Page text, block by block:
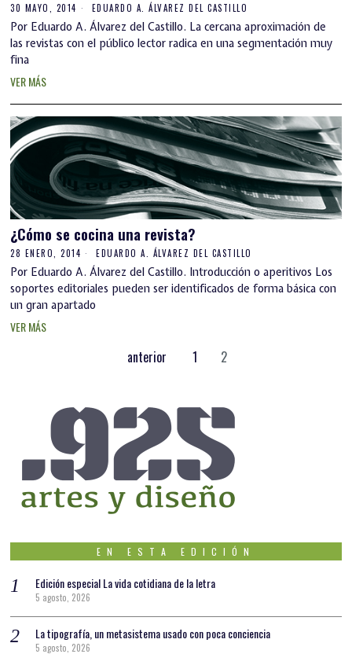
30 MAYO, 2014 EDUARDO A. ÁLVAREZ DEL CASTILLO
Por Eduardo A. Álvarez del Castillo. La cercana aproximación de
las revistas con el público lector radica en una segmentación muy
fina
VER MÁS
¿Cómo se cocina una revista?
28 ENERO, 2014 EDUARDO A. ÁLVAREZ DEL CASTILLO
Por Eduardo A. Álvarez del Castillo. Introducción o aperitivos Los
soportes editoriales pueden ser identificados de forma básica con
un gran apartado
VER MÁS
anterior 1 2
EN ESTA EDICIÓN
Edición especial La vida cotidiana de la letra
5 agosto, 2026
La tipografía, un metasistema usado con poca conciencia
5 agosto, 2026